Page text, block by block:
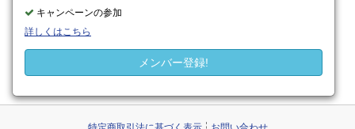
キャンペーンの参加
詳しくはこちら
メンバー登録!